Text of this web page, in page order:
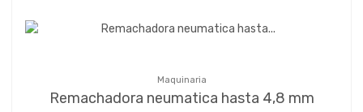
Maquinaria
Remachadora neumatica hasta 4,8 mm